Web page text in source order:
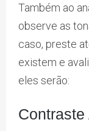
Também ao
observe as
caso, preste
existem e
eles serão:
Contraste